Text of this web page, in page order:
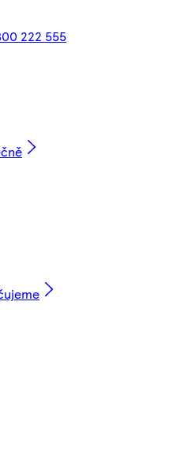
222 555